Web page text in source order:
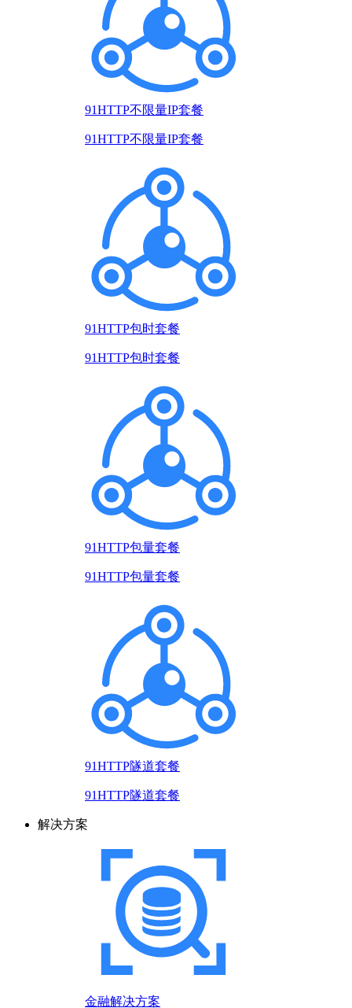
91HTTP不限量IP套餐
91HTTP不限量IP套餐
91HTTP包时套餐
91HTTP包时套餐
91HTTP包量套餐
91HTTP包量套餐
91HTTP隧道套餐
91HTTP隧道套餐
解决方案
金融解决方案